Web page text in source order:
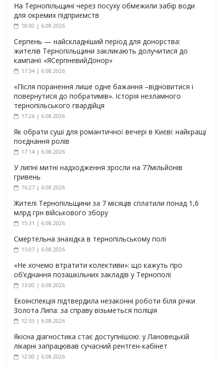
На Тернопільщині через посуху обмежили забір води
для окремих підприємств
18:00 | 6.08.2026
Серпень — найскладніший період для донорства:
жителів Тернопільщини закликають долучитися до
кампанії «ЯСерпневийДонор»
17:34 | 6.08.2026
«Після поранення лише одне бажання –відновитися і
повернутися до побратимів». Історія незламного
тернопільського гвардійця
17:26 | 6.08.2026
Як обрати суші для романтичної вечері в Києві: найкращі
поєднання ролів
17:14 | 6.08.2026
У липні митні надходження зросли на 77мільйонів
гривень
16:27 | 6.08.2026
Жителі Тернопільщини за 7 місяців сплатили понад 1,6
млрд грн військового збору
15:31 | 6.08.2026
Смертельна знахідка в тернопільському полі
15:07 | 6.08.2026
«Не хочемо втратити колективи»: що кажуть про
об’єднання позашкільних закладів у Тернополі
13:00 | 6.08.2026
Екоінспекція підтвердила незаконні роботи біля річки
Золота Липа: за справу візьметься поліція
12:33 | 6.08.2026
Якісна діагностика стає доступнішою: у Лановецькій
лікарні запрацював сучасний рентген-кабінет
12:00 | 6.08.2026